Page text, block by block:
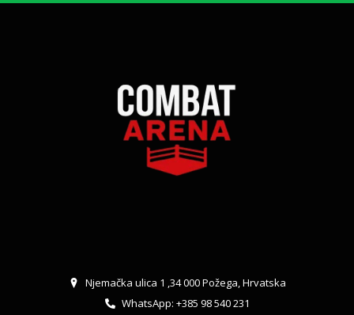
Njemačka ulica 1 ,34 000 Požega, Hrvatska
WhatsApp: +385 98 540 231